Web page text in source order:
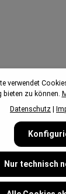
verwendet
bieten zu können.
Datenschutz |
Nur technisch